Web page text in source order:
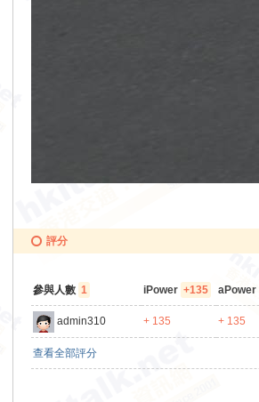
評分
參與人數 1 iPower +135 aPower
admin310 + 135 + 135
查看全部評分